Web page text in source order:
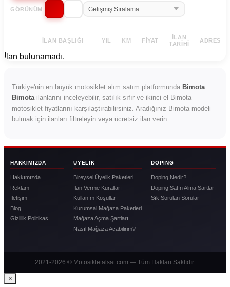
GÖRÜNÜM
İLAN BAŞLIĞI YIL KM FIYAT
İLAN
TARIHI
ADRES
İlan bulunamadı.
Türkiye'nin en büyük motosiklet alım satım platformunda Bimota
Bimota ilanlarını inceleyebilir, satılık sıfır ve ikinci el Bimota
motosiklet fiyatlarını karşılaştırabilirsiniz. Aradığınız Bimota modeli
bulmak için ilanları filtreleyin veya ücretsiz ilan verin.
HAKKIMIZDA
Hakkımızda
Reklam
İletişim
Blog
Gizlilik Politikası
ÜYELIK
Bireysel Üyelik Paketleri
İlan Verme Kuralları
Kullanım Koşulları
Kurumsal Mağaza Paketleri
Mağaza Açma Şartları
Nasıl Mağaza Açabilirim?
DOPING
Doping Nedir?
Doping Satın Alma Şartları
Sık Sorulan Sorular
2021-2026 © Motosikletalsat.com — Tüm Hakları Saklıdır.
×